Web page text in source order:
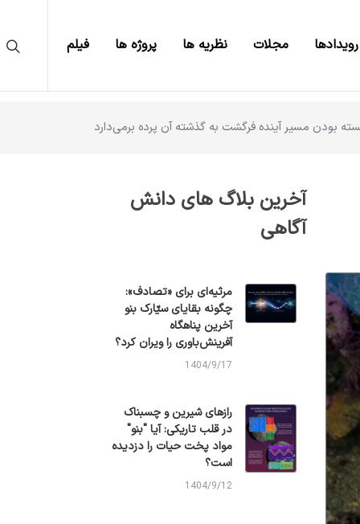
رویدادها مجلات نظریه ها پروژه ها فیلم
بودن مسیر آینده‌ فرگشت به گذشته آن پرده برمی‌دارد
آخرین بلاگ های دانش
آگاهی
مرثیه‌ای برای «تصادف»:
چگونه بقایای سیّارک بنو
آخرین پناهگاه
آفرینش‌باوری را ویران کرد؟
1404/9/17
رازهای شیرین و چسبناک
در قلب تاریکی: آیا "بنو"
مواد پخت حیات را دزدیده
است؟
1404/9/12